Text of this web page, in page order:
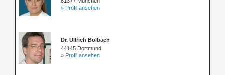
» Profil ansehen
Dr. Ullrich Bolbach
44145 Dortmund
» Profil ansehen